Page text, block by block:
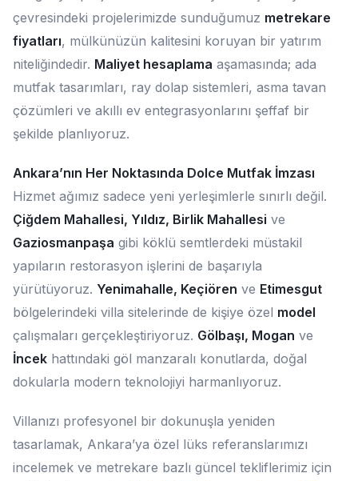
çevresindeki projelerimizde sunduğumuz metrekare
fiyatları, mülkünüzün kalitesini koruyan bir yatırım
niteliğindedir. Maliyet hesaplama aşamasında; ada
mutfak tasarımları, ray dolap sistemleri, asma tavan
çözümleri ve akıllı ev entegrasyonlarını şeffaf bir
şekilde planlıyoruz.
Ankara’nın Her Noktasında Dolce Mutfak İmzası
Hizmet ağımız sadece yeni yerleşimlerle sınırlı değil.
Çiğdem Mahallesi, Yıldız, Birlik Mahallesi ve
Gaziosmanpaşa gibi köklü semtlerdeki müstakil
yapıların restorasyon işlerini de başarıyla
yürütüyoruz. Yenimahalle, Keçiören ve Etimesgut
bölgelerindeki villa sitelerinde de kişiye özel model
çalışmaları gerçekleştiriyoruz. Gölbaşı, Mogan ve
İncek hattındaki göl manzaralı konutlarda, doğal
dokularla modern teknolojiyi harmanlıyoruz.
Villanızı profesyonel bir dokunuşla yeniden
tasarlamak, Ankara’ya özel lüks referanslarımızı
incelemek ve metrekare bazlı güncel tekliflerimiz için